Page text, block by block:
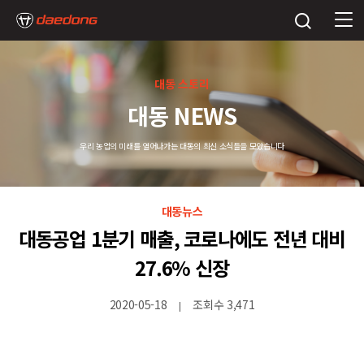
대동 스토리
대동 NEWS
우리 농업의 미래를 열어나가는 대동의 최신 소식들을 모았습니다
대동뉴스
대동공업 1분기 매출, 코로나에도 전년 대비
27.6% 신장
2020-05-18 | 조회수 3,471